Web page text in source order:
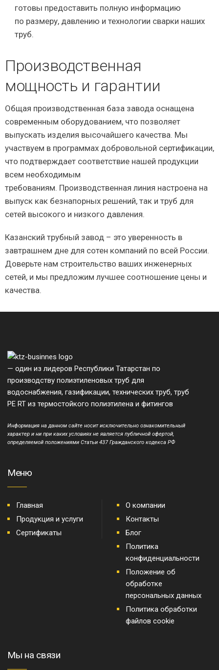
готовы предоставить полную информацию
по размеру, давлению и технологии сварки наших
труб.
Производственная
мощность и гарантии
Общая производственная база завода оснащена
современным оборудованием, что позволяет
выпускать изделия высочайшего качества. Мы
участвуем в программах добровольной сертификации,
что подтверждает соответствие нашей продукции
всем необходимым
требованиям. Производственная линия настроена на
выпуск как безнапорных решений, так и труб для
сетей высокого и низкого давления.
Казанский трубный завод – это уверенность в
завтрашнем дне для сотен компаний по всей России.
Доверьте нам строительство ваших инженерных
сетей, и мы предложим лучшее соотношение цены и
качества.
— один из лидеров Республики Татарстан по
производству полиэтиленовых труб для
водоснабжения, газификации, технических труб, труб
PE RT из термостойкого полиэтилена и фитингов
Информация на данном сайте носит исключительно ознакомительный
характер и ни при каких условиях не является публичной офертой,
определяемой положениями Статьи 437 Гражданского кодекса РФ
Меню
Главная
Продукция и услуги
Сертификаты
О компании
Контакты
Блог
Политика
конфиденциальности
Положение об
обработке
персональных данных
Политика обработки
файлов cookie
Мы на связи